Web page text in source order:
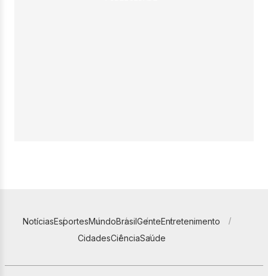
NotíciasEsportesMundoBrasilGenteEntretenimento
CidadesCiênciaSaúde